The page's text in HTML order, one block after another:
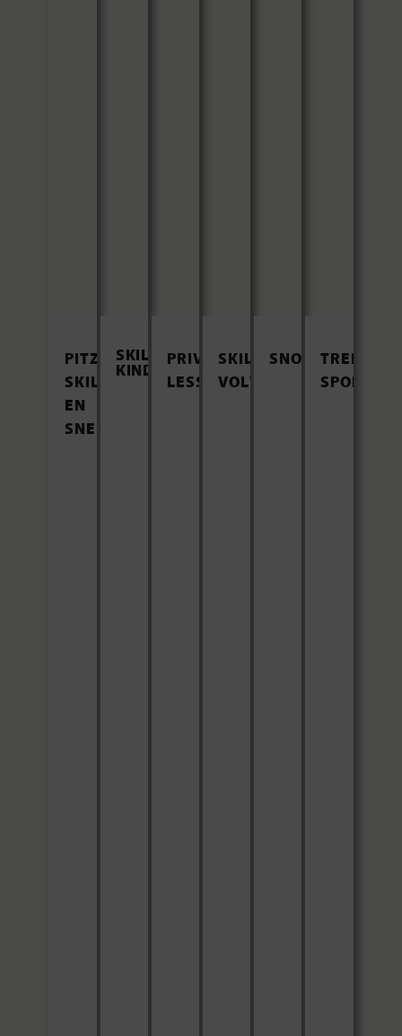
PITZI
SKILESSEN
EN
SNEEUWAVONTUUR
SKILESSEN
KINDEREN
PRIVE
LESSEN
SKILESSEN
VOLWASSENEN
TREND
SPORTS